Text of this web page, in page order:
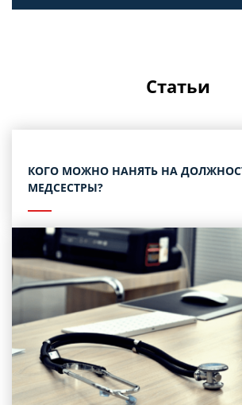
Статьи
КОГО МОЖНО НАНЯТЬ НА
МЕДСЕСТРЫ?